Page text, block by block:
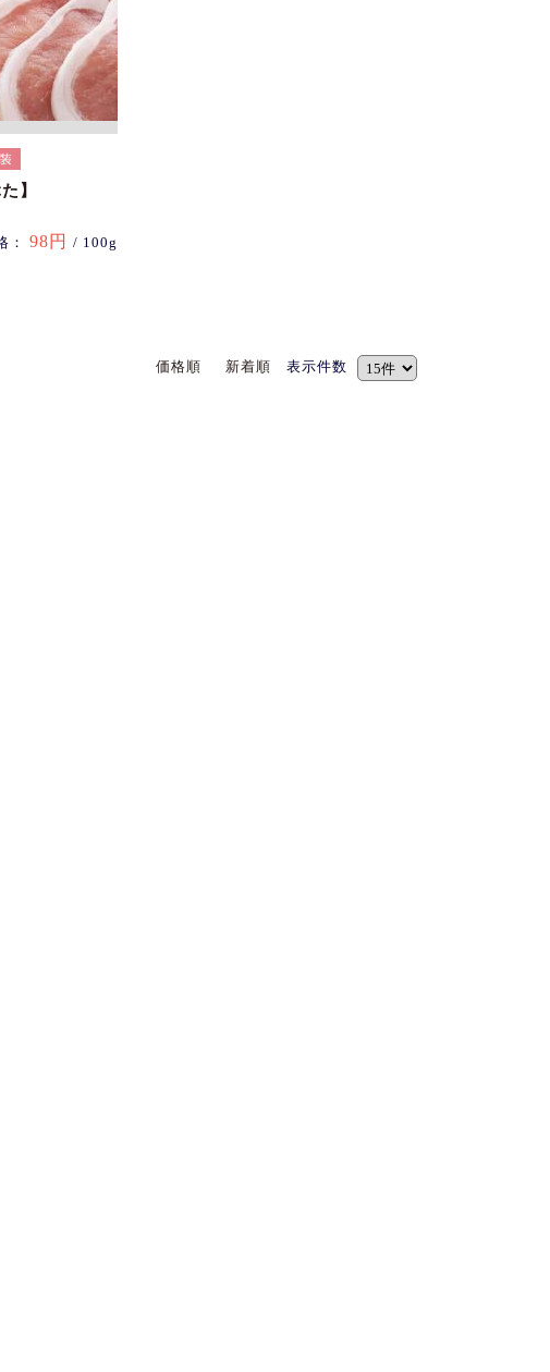
】
： 98円 / 100g
価格順 新着順 表示件数